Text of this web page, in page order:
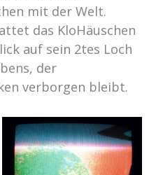
mit der Welt.
das KloHäuschen
auf sein 2tes Loch
der
verborgen bleibt.